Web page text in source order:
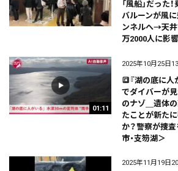
「風船」だった
バルーンが風
ンネルへ→天
万2000人に影
01:11
2025年10月25日
🔳『湖の底に人
でダイバーが見
のナゾ＿遺体
たことが新たに
か？警察が捜
市・支笏湖＞
2025年11月19日